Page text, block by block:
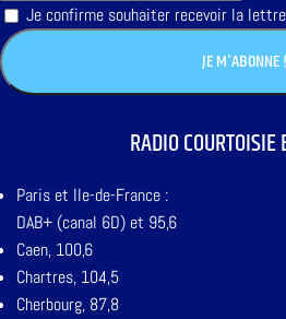
Je confirme souhaiter recevoir la
RADIO
Paris et Ile-de-France :
DAB+ (canal 6D) et 95,6
Caen, 100,6
Chartres, 104,5
Cherbourg, 87,8